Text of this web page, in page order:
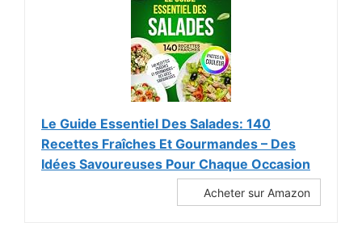
Le Guide Essentiel Des Salades: 140
Recettes Fraîches Et Gourmandes – Des
Idées Savoureuses Pour Chaque Occasion
Acheter sur Amazon